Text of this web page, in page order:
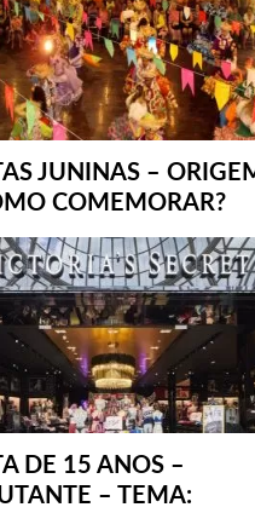
JUNINAS –
COMEMORAR?
DE 15 ANOS –
– TEMA: